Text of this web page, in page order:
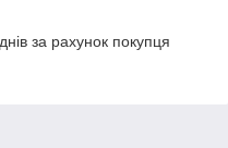
за рахунок покупця